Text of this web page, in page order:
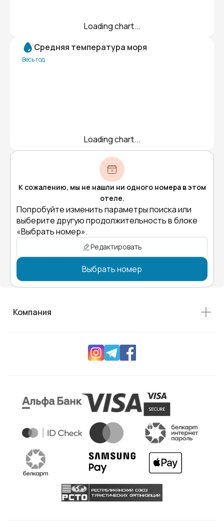
Loading chart...
Средняя температура моря
Весь год
Loading chart...
К сожалению, мы не нашли ни одного номера в этом
отеле.
Попробуйте изменить параметры поиска или
выберите другую продолжительность в блоке
«Выбрать номер».
Редактировать
Выбрать номер
Компания